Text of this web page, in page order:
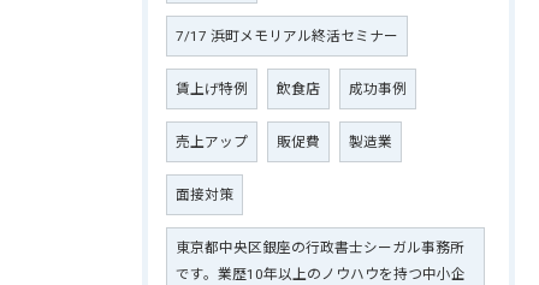
7/17 浜町メモリアル終活セミナー
賃上げ特例 飲食店 成功事例
売上アップ 販促費 製造業
面接対策
東京都中央区銀座の行政書士シーガル事務所
です。業歴10年以上のノウハウを持つ中小企